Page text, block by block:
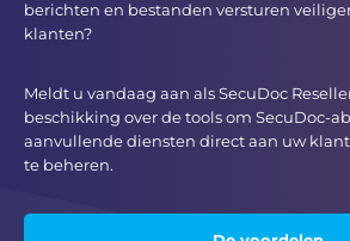
berichten en bestanden versturen
klanten?
Meldt u vandaag aan als SecuDoc
beschikking over de tools om SecuDoc-
aanvullende diensten direct aan uw
te beheren.